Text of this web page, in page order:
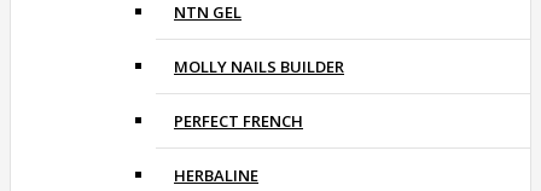
NTN GEL
MOLLY NAILS BUILDER
PERFECT FRENCH
HERBALINE